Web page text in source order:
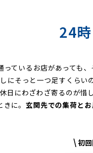
24
っているお店があっても、
にそっと一つ足すくら
日にわざわざ寄るのが惜
きに。玄関先での集荷とお
\ 初回